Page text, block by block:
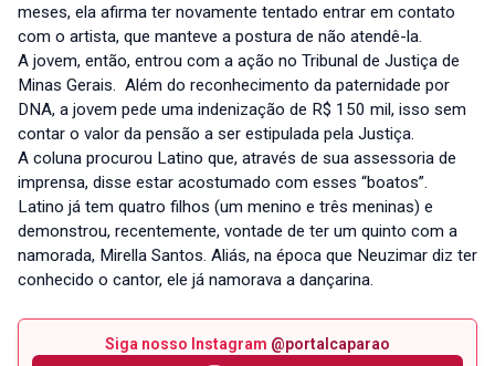
meses, ela afirma ter novamente tentado entrar em contato
com o artista, que manteve a postura de não atendê-la.
A jovem, então, entrou com a ação no Tribunal de Justiça de
Minas Gerais. Além do reconhecimento da paternidade por
DNA, a jovem pede uma indenização de R$ 150 mil, isso sem
contar o valor da pensão a ser estipulada pela Justiça.
A coluna procurou Latino que, através de sua assessoria de
imprensa, disse estar acostumado com esses “boatos”.
Latino já tem quatro filhos (um menino e três meninas) e
demonstrou, recentemente, vontade de ter um quinto com a
namorada, Mirella Santos. Aliás, na época que Neuzimar diz ter
conhecido o cantor, ele já namorava a dançarina.
Siga nosso Instagram @portalcaparao